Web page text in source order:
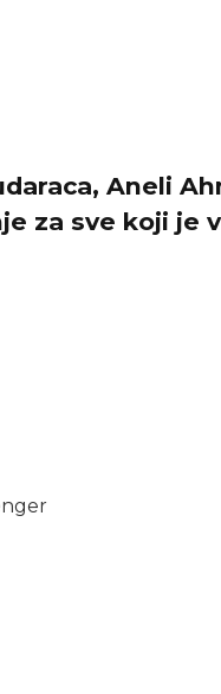
Aneli
za sve koji je